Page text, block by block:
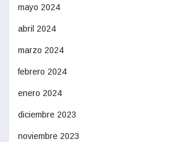
mayo 2024
abril 2024
marzo 2024
febrero 2024
enero 2024
diciembre 2023
noviembre 2023